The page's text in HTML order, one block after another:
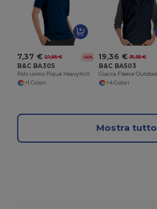
7,37 € 21,55 € -66%
B&C BA305
Polo uomo Piqué Heavymill
+1 Colori
19,36 € 31,35 €
B&C BA503
+4 Colori
Mostra tutto